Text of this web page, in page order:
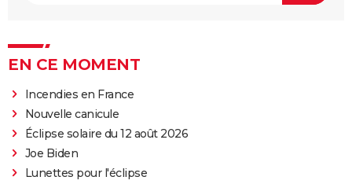
EN CE MOMENT
Incendies en France
Nouvelle canicule
Éclipse solaire du 12 août 2026
Joe Biden
Lunettes pour l'éclipse